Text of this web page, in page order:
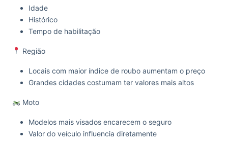
Idade
Histórico
Tempo de habilitação
Região
Locais com maior índice de roubo aumentam o preço
Grandes cidades costumam ter valores mais altos
Moto
Modelos mais visados encarecem o seguro
Valor do veículo influencia diretamente